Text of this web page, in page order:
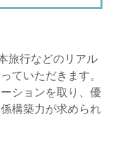
旅行などのリアル
ていただきます。
ションを取り、優
構築力が求められ